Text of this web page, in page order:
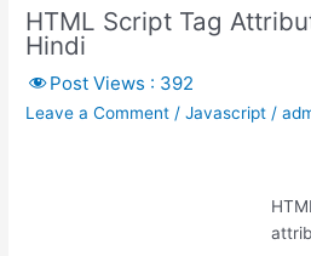
HTML Script Tag
Hindi
Post Views : 392
Leave a Comment /Javascript /